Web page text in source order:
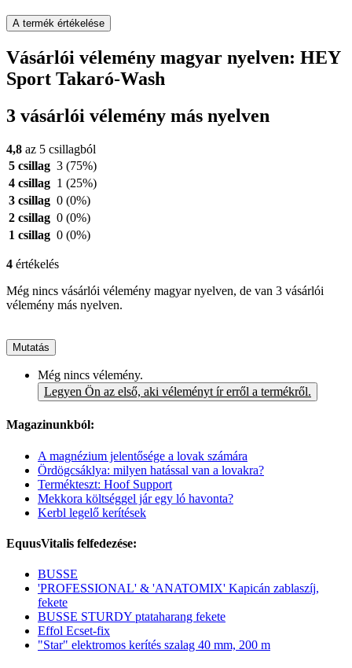
A termék értékelése
Vásárlói vélemény magyar nyelven: HEY
Sport Takaró-Wash
3 vásárlói vélemény más nyelven
4,8 az 5 csillagból
5 csillag 3 (75%)
4 csillag 1 (25%)
3 csillag 0 (0%)
2 csillag 0 (0%)
1 csillag 0 (0%)
4 értékelés
Még nincs vásárlói vélemény magyar nyelven, de van 3 vásárlói
vélemény más nyelven.
Mutatás
Még nincs vélemény.
Legyen Ön az első, aki véleményt ír erről a termékről.
Magazinunkból:
A magnézium jelentősége a lovak számára
Ördögcsáklya: milyen hatással van a lovakra?
Termékteszt: Hoof Support
Mekkora költséggel jár egy ló havonta?
Kerbl legelő kerítések
EquusVitalis felfedezése:
BUSSE
'PROFESSIONAL' & 'ANATOMIX' Kapicán zablaszíj,
fekete
BUSSE STURDY ptataharang fekete
Effol Ecset-fix
"Star" elektromos kerítés szalag 40 mm, 200 m